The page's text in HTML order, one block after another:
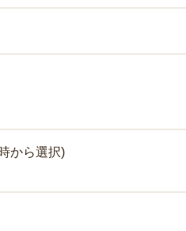
から選択)